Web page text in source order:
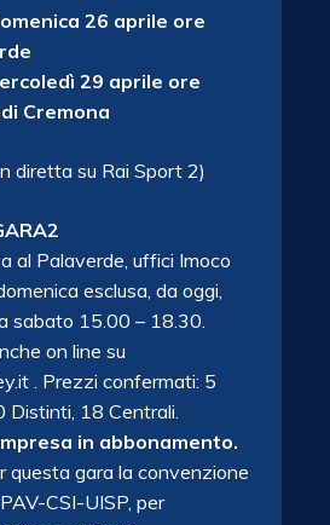
26 aprile ore
29 aprile ore
Cremona
diretta su Rai Sport 2)
al Palaverde, uffici Imoco
esclusa, da oggi,
sabato 15.00 – 18.30.
on line su
. Prezzi confermati: 5
Distinti, 18 Centrali.
in abbonamento.
questa gara la convenzione
CSI-UISP, per